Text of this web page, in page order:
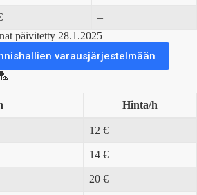
–
päivitetty 28.1.2025
varausjärjestelmään
Hinta/h
12 €
14 €
20 €